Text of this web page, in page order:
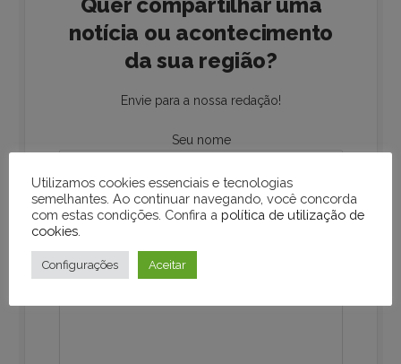
notícia ou acontecimento
da sua região?
Envie para a nossa redação!
Seu nome
Seu e-mail
Sua mensagem
Utilizamos cookies essenciais e tecnologias
semelhantes. Ao continuar navegando, você concorda
com estas condições. Confira a política de utilização de
cookies
Configurações Aceitar